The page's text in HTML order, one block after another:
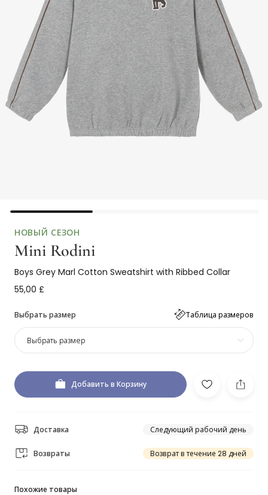
НОВЫЙ СЕЗОН
Mini Rodini
Boys Grey Marl Cotton Sweatshirt with Ribbed Collar
55,00 £
Выбрать размер Таблица размеров
Выбрать размер
Добавить в Корзину
Доставка Следующий рабочий день
Возвраты Возврат в течение 28 дней
Похожие товары